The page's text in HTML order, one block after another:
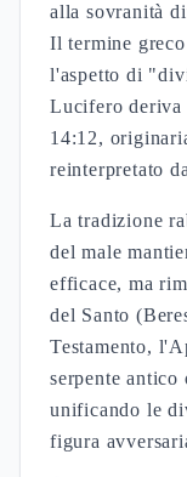
alla sovranità
Il termine
l'aspetto di
Lucifero deriva
14:12,
reinterpretato
La tradizione
del male
efficace, ma
del Santo
Testamento,
serpente
unificando le
figura